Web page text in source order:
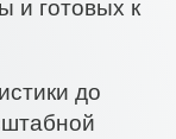
и готовых к
до